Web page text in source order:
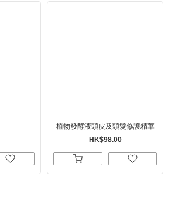
植物發酵液頭皮及頭髮修護精華
HK$98.00